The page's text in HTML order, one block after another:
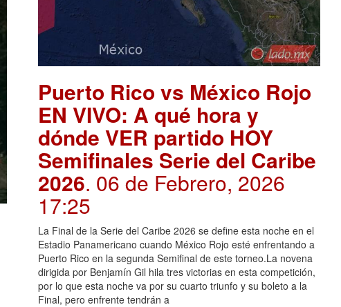
Puerto Rico vs México Rojo
EN VIVO: A qué hora y
dónde VER partido HOY
Semifinales Serie del Caribe
2026. 06 de Febrero, 2026
17:25
La Final de la Serie del Caribe 2026 se define esta noche en el
Estadio Panamericano cuando México Rojo esté enfrentando a
Puerto Rico en la segunda Semifinal de este torneo.La novena
dirigida por Benjamín Gil hila tres victorias en esta competición,
por lo que esta noche va por su cuarto triunfo y su boleto a la
Final, pero enfrente tendrán a